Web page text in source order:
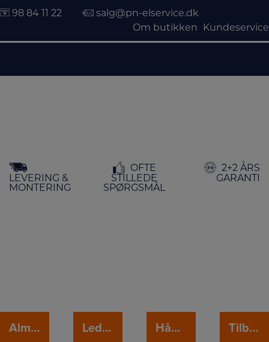
indholdet
98 84 11 22
salg@pn-elservice.dk
Om butikken
Kundeservice
LEVERING &
MONTERING
OFTE
STILLEDE
SPØRGSMÅL
2+2 ÅRS
GARANTI
Almindelige støvsugere Ledningsfrie støvsugere Håndstøvsugere Tilbehør til støvsugere